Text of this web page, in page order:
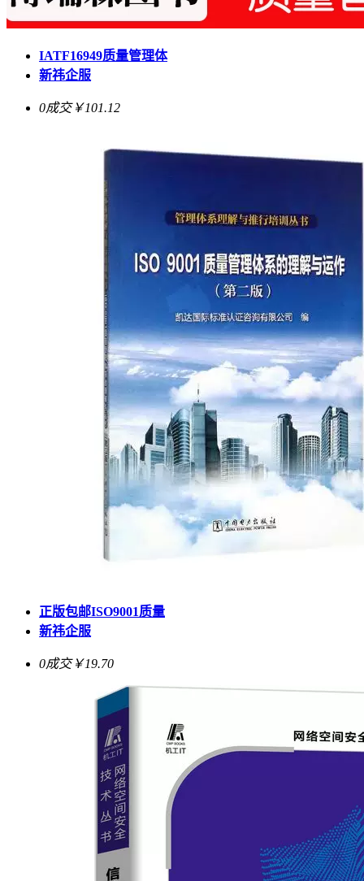
IATF16949质量管理体
新祎企服
0成交￥101.12
正版包邮ISO9001质量
新祎企服
0成交￥19.70